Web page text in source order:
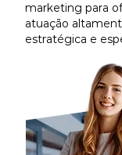
marketing para
atuação
estratégica e